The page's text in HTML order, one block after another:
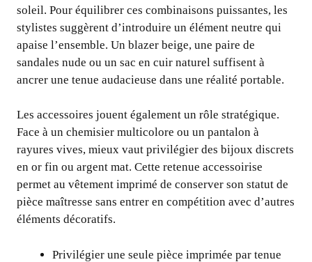
soleil. Pour équilibrer ces combinaisons puissantes, les
stylistes suggèrent d’introduire un élément neutre qui
apaise l’ensemble. Un blazer beige, une paire de
sandales nude ou un sac en cuir naturel suffisent à
ancrer une tenue audacieuse dans une réalité portable.
Les accessoires jouent également un rôle stratégique.
Face à un chemisier multicolore ou un pantalon à
rayures vives, mieux vaut privilégier des bijoux discrets
en or fin ou argent mat. Cette retenue accessoirise
permet au vêtement imprimé de conserver son statut de
pièce maîtresse sans entrer en compétition avec d’autres
éléments décoratifs.
Privilégier une seule pièce imprimée par tenue